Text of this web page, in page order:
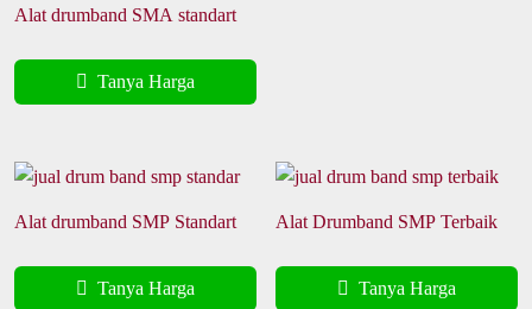
Alat drumband SMA standart
Tanya Harga
Alat drumband SMP Standart
Tanya Harga
Alat Drumband SMP Terbaik
Tanya Harga